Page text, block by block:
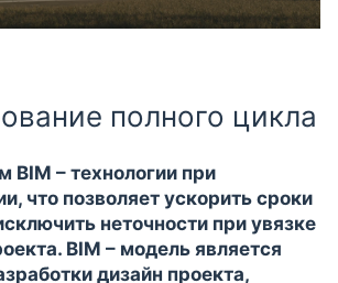
полного цикла
BIM – технологии при
что позволяет ускорить сроки
неточности при увязке
BIM – модель является
дизайн проекта,